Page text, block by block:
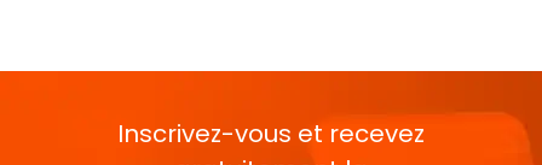
Inscrivez-vous et recevez